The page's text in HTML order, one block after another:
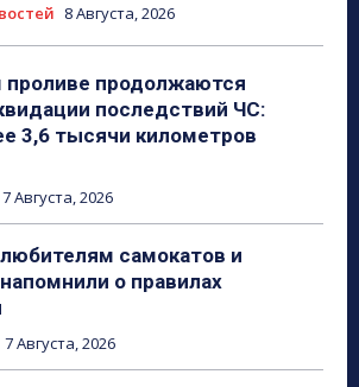
8 Августа, 2026
проливе продолжаются
последствий ЧС:
3,6 тысячи километров
7 Августа, 2026
самокатов и
о правилах
7 Августа, 2026